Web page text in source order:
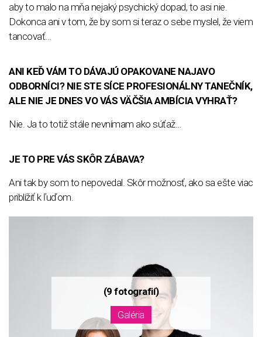
aby to malo na mňa nejaký psychický dopad, to asi nie.
Dokonca ani v tom, že by som si teraz o sebe myslel, že viem
tancovať...
ANI KEĎ VÁM TO DÁVAJÚ OPAKOVANE NAJAVO
ODBORNÍCI? NIE STE SÍCE PROFESIONÁLNY TANEČNÍK,
ALE NIE JE DNES VO VÁS VÄČŠIA AMBÍCIA VYHRAŤ?
Nie. Ja to totiž stále nevnímam ako súťaž…
JE TO PRE VÁS SKÔR ZÁBAVA?
Ani tak by som to nepovedal. Skôr možnosť, ako sa ešte viac
priblížiť k ľuďom.